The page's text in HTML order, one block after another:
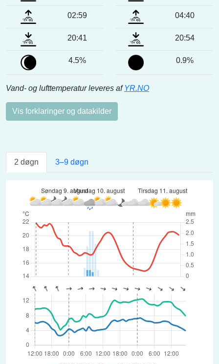
02:59
20:41
4.5%
04:40
20:54
0.9%
Vand- og lufttemperatur leveres afYR.NO
Vis forklaringer og datakilder
2 døgn 3–9 døgn